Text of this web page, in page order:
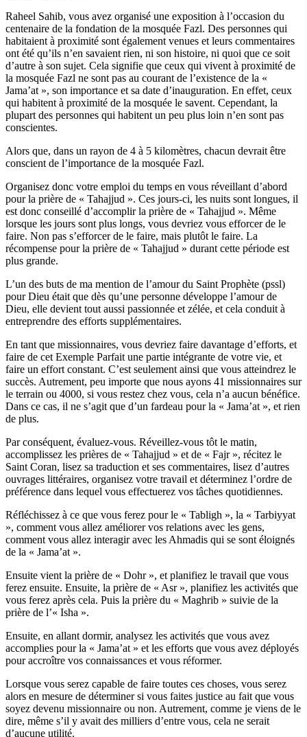
Raheel Sahib, vous avez organisé une exposition à l’occasion du
centenaire de la fondation de la mosquée Fazl. Des personnes qui
habitaient à proximité sont également venues et leurs commentaires
ont été qu’ils n’en savaient rien, ni son histoire, ni quoi que ce soit
d’autre à son sujet. Cela signifie que ceux qui vivent à proximité de
la mosquée Fazl ne sont pas au courant de l’existence de la «
Jama’at », son importance et sa date d’inauguration. En effet, ceux
qui habitent à proximité de la mosquée le savent. Cependant, la
plupart des personnes qui habitent un peu plus loin n’en sont pas
conscientes.
Alors que, dans un rayon de 4 à 5 kilomètres, chacun devrait être
conscient de l’importance de la mosquée Fazl.
Organisez donc votre emploi du temps en vous réveillant d’abord
pour la prière de « Tahajjud ». Ces jours-ci, les nuits sont longues, il
est donc conseillé d’accomplir la prière de « Tahajjud ». Même
lorsque les jours sont plus longs, vous devriez vous efforcer de le
faire. Non pas s’efforcer de le faire, mais plutôt le faire. La
récompense pour la prière de « Tahajjud » durant cette période est
plus grande.
L’un des buts de ma mention de l’amour du Saint Prophète (pssl)
pour Dieu était que dès qu’une personne développe l’amour de
Dieu, elle devient tout aussi passionnée et zélée, et cela conduit à
entreprendre des efforts supplémentaires.
En tant que missionnaires, vous devriez faire davantage d’efforts, et
faire de cet Exemple Parfait une partie intégrante de votre vie, et
faire un effort constant. C’est seulement ainsi que vous atteindrez le
succès. Autrement, peu importe que nous ayons 41 missionnaires sur
le terrain ou 4000, si vous restez chez vous, cela n’a aucun bénéfice.
Dans ce cas, il ne s’agit que d’un fardeau pour la « Jama’at », et rien
de plus.
Par conséquent, évaluez-vous. Réveillez-vous tôt le matin,
accomplissez les prières de « Tahajjud » et de « Fajr », récitez le
Saint Coran, lisez sa traduction et ses commentaires, lisez d’autres
ouvrages littéraires, organisez votre travail et déterminez l’ordre de
préférence dans lequel vous effectuerez vos tâches quotidiennes.
Réfléchissez à ce que vous ferez pour le « Tabligh », la « Tarbiyyat
», comment vous allez améliorer vos relations avec les gens,
comment vous allez interagir avec les Ahmadis qui se sont éloignés
de la « Jama’at ».
Ensuite vient la prière de « Dohr », et planifiez le travail que vous
ferez ensuite. Ensuite, la prière de « Asr », planifiez les activités que
vous ferez après cela. Puis la prière du « Maghrib » suivie de la
prière de l’« Isha ».
Ensuite, en allant dormir, analysez les activités que vous avez
accomplies pour la « Jama’at » et les efforts que vous avez déployés
pour accroître vos connaissances et vous réformer.
Lorsque vous serez capable de faire toutes ces choses, vous serez
alors en mesure de déterminer si vous faites justice au fait que vous
soyez devenu missionnaire ou non. Autrement, comme je viens de le
dire, même s’il y avait des milliers d’entre vous, cela ne serait
d’aucune utilité.